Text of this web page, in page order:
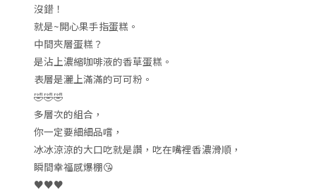
沒錯！
就是~開心果手指蛋糕。
中間夾層蛋糕？
是沾上濃縮咖啡液的香草蛋糕。
表層是灑上滿滿的可可粉。
🤣🤣🤣
多層次的組合，
你一定要細細品嚐，
冰冰涼涼的大口吃就是讚，吃在嘴裡香濃滑順，
瞬間幸福感爆棚😘
♥️♥️♥️